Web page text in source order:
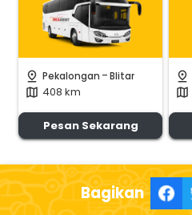
pin_drop Pekalongan -Blitar
map 408 km
Pesan Sekarang
pin_drop
map
Bagikan